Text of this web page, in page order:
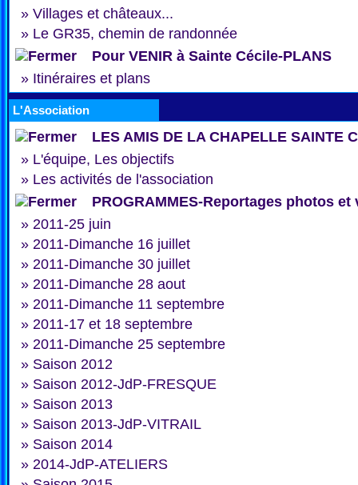
» Villages et châteaux...
» Le GR35, chemin de randonnée
Pour VENIR à Sainte Cécile-PLANS
» Itinéraires et plans
L'Association
LES AMIS DE LA CHAPELLE SAINTE
» L'équipe, Les objectifs
» Les activités de l'association
PROGRAMMES-Reportages photos et
» 2011-25 juin
» 2011-Dimanche 16 juillet
» 2011-Dimanche 30 juillet
» 2011-Dimanche 28 aout
» 2011-Dimanche 11 septembre
» 2011-17 et 18 septembre
» 2011-Dimanche 25 septembre
» Saison 2012
» Saison 2012-JdP-FRESQUE
» Saison 2013
» Saison 2013-JdP-VITRAIL
» Saison 2014
» 2014-JdP-ATELIERS